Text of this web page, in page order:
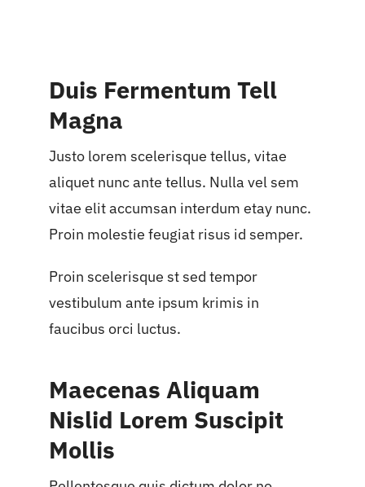
Duis Fermentum Tell
Magna
Justo lorem scelerisque tellus, vitae
aliquet nunc ante tellus. Nulla vel sem
vitae elit accumsan interdum etay nunc.
Proin molestie feugiat risus id semper.
Proin scelerisque st sed tempor
vestibulum ante ipsum krimis in
faucibus orci luctus.
Maecenas Aliquam
Nislid Lorem Suscipit
Mollis